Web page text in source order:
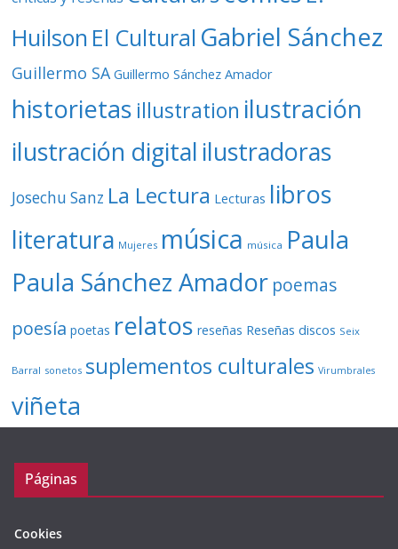
Huilson El Cultural Gabriel Sánchez
Guillermo SA Guillermo Sánchez Amador
historietas illustration ilustración
ilustración digital ilustradoras
Josechu Sanz La Lectura Lecturas libros
literatura Mujeres música música Paula
Paula Sánchez Amador poemas
poesía poetas relatos reseñas Reseñas discos Seix
Barral sonetos suplementos culturales Virumbrales
viñeta
Páginas
Cookies